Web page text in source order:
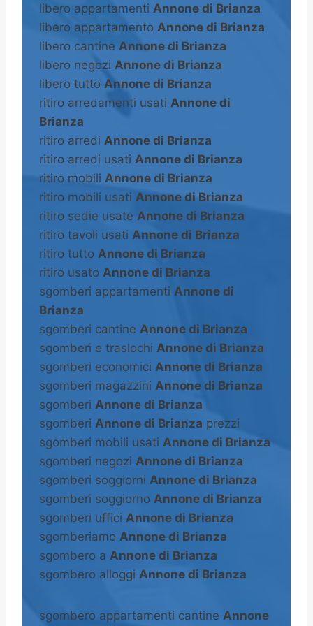
libero appartamenti Annone di Brianza
libero appartamento Annone di Brianza
libero cantine Annone di Brianza
libero negozi Annone di Brianza
libero tutto Annone di Brianza
ritiro arredamenti usati Annone di
Brianza
ritiro arredi Annone di Brianza
ritiro arredi usati Annone di Brianza
ritiro mobili Annone di Brianza
ritiro mobili usati Annone di Brianza
ritiro sedie usate Annone di Brianza
ritiro tavoli usati Annone di Brianza
ritiro tutto Annone di Brianza
ritiro usato Annone di Brianza
sgomberi appartamenti Annone di
Brianza
sgomberi cantine Annone di Brianza
sgomberi e traslochi Annone di Brianza
sgomberi economici Annone di Brianza
sgomberi magazzini Annone di Brianza
sgomberi Annone di Brianza
sgomberi Annone di Brianza prezzi
sgomberi mobili usati Annone di Brianza
sgomberi negozi Annone di Brianza
sgomberi soggiorni Annone di Brianza
sgomberi soggiorno Annone di Brianza
sgomberi uffici Annone di Brianza
sgomberiamo Annone di Brianza
sgombero a Annone di Brianza
sgombero alloggi Annone di Brianza
sgombero appartamenti cantine Annone